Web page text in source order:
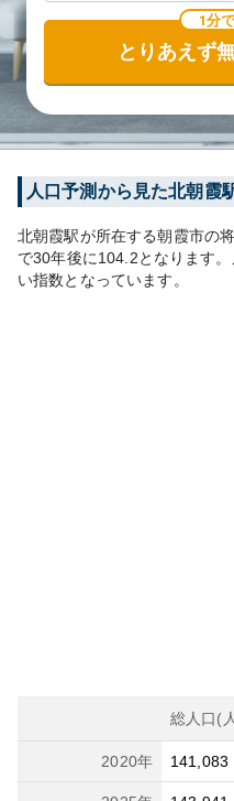
1分
とりあえず
人口予測から見た北朝霞
北朝霞駅が所在する朝霞市の
で30年後に104.2となります。
い指数となっています。
総人口(
2020年 141,083